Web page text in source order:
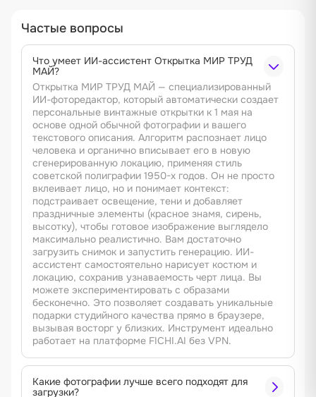
Частые вопросы
Что умеет ИИ-ассистент Открытка МИР ТРУД
МАЙ?
Открытка МИР ТРУД МАЙ — специализированный
ИИ-фоторедактор, который автоматически создает
персональные винтажные открытки к 1 мая на
основе одной обычной фотографии и вашего
текстового описания. Алгоритм распознает лицо
человека и органично вписывает его в новую
сгенерированную локацию, применяя стиль
советской полиграфии 1950-х годов. Он не просто
вклеивает лицо, но и понимает контекст:
подстраивает освещение, тени и добавляет
праздничные элементы (красное знамя, сирень,
высотку), чтобы готовое изображение выглядело
максимально реалистично. Вам достаточно
загрузить снимок и запустить генерацию. ИИ-
ассистент самостоятельно нарисует костюм и
локацию, сохранив узнаваемость черт лица. Вы
можете экспериментировать с образами
бесконечно. Это позволяет создавать уникальные
подарки студийного качества прямо в браузере,
вызывая восторг у близких. Инструмент идеально
работает на платформе FICHI.AI без VPN.
Какие фотографии лучше всего подходят для
загрузки?